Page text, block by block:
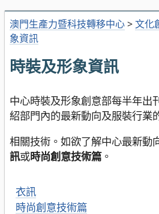
澳門生產力暨科技轉移中心>文化
象資訊
時裝及形象資訊
中心時裝及形象創意部每半年出
紹部門內的最新動向及服裝行業
相關技術。如欲了解中心最新動
訊或時尚創意技術篇。
衣訊
時尚創意技術篇